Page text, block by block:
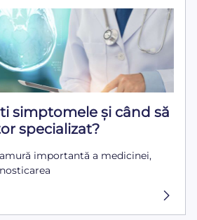
simptomele și când să
specializat?
importantă a medicinei,